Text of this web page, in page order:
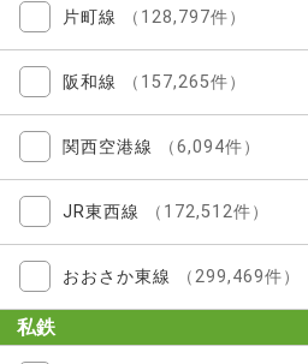
片町線 （128,797件）
阪和線 （157,265件）
関西空港線 （6,094件）
JR東西線 （172,512件）
おおさか東線 （299,469件）
私鉄